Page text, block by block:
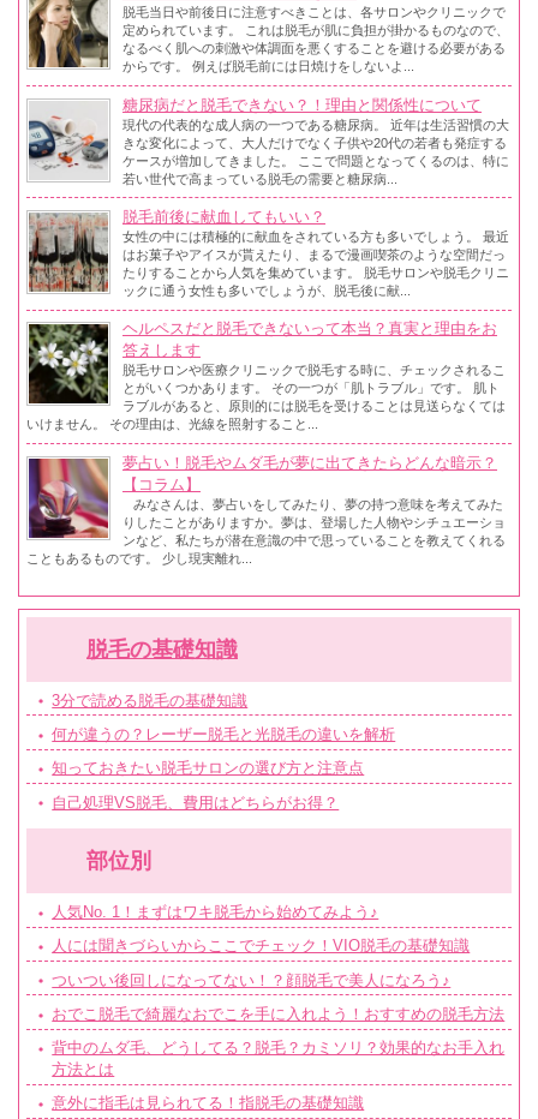
脱毛当日や前後日に注意すべきことは、各サロンやクリニックで
定められています。 これは脱毛が肌に負担が掛かるものなので、
なるべく肌への刺激や体調面を悪くすることを避ける必要がある
からです。 例えば脱毛前には日焼けをしないよ...
糖尿病だと脱毛できない？！理由と関係性について
現代の代表的な成人病の一つである糖尿病。 近年は生活習慣の大
きな変化によって、大人だけでなく子供や20代の若者も発症する
ケースが増加してきました。 ここで問題となってくるのは、特に
若い世代で高まっている脱毛の需要と糖尿病...
脱毛前後に献血してもいい？
女性の中には積極的に献血をされている方も多いでしょう。 最近
はお菓子やアイスが貰えたり、まるで漫画喫茶のような空間だっ
たりすることから人気を集めています。 脱毛サロンや脱毛クリニ
ックに通う女性も多いでしょうが、脱毛後に献...
ヘルペスだと脱毛できないって本当？真実と理由をお
答えします
脱毛サロンや医療クリニックで脱毛する時に、チェックされるこ
とがいくつかあります。 その一つが「肌トラブル」です。 肌ト
ラブルがあると、原則的には脱毛を受けることは見送らなくては
いけません。 その理由は、光線を照射すること...
夢占い！脱毛やムダ毛が夢に出てきたらどんな暗示？
【コラム】
みなさんは、夢占いをしてみたり、夢の持つ意味を考えてみた
りしたことがありますか。夢は、登場した人物やシチュエーショ
ンなど、私たちが潜在意識の中で思っていることを教えてくれる
こともあるものです。 少し現実離れ...
脱毛の基礎知識
3分で読める脱毛の基礎知識
何が違うの？レーザー脱毛と光脱毛の違いを解析
知っておきたい脱毛サロンの選び方と注意点
自己処理VS脱毛、費用はどちらがお得？
部位別
人気No. 1！まずはワキ脱毛から始めてみよう♪
人には聞きづらいからここでチェック！VIO脱毛の基礎知識
ついつい後回しになってない！？顔脱毛で美人になろう♪
おでこ脱毛で綺麗なおでこを手に入れよう！おすすめの脱毛方法
背中のムダ毛、どうしてる？脱毛？カミソリ？効果的なお手入れ
方法とは
意外に指毛は見られてる！指脱毛の基礎知識